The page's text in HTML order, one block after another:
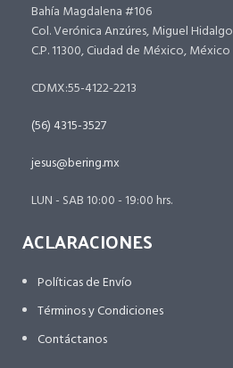
Bahía Magdalena #106
Col. Verónica Anzúres, Miguel Hidalgo
C.P. 11300, Ciudad de México, México
CDMX:55-4122-2213
(56) 4315-3527
jesus@bering.mx
LUN - SAB 10:00 - 19:00 hrs.
ACLARACIONES
Políticas de Envío
Términos y Condiciones
Contáctanos